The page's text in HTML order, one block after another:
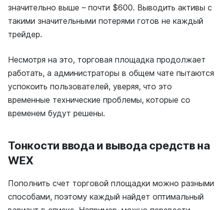
значительно выше – почти $600. Выводить активы с
такими значительными потерями готов не каждый
трейдер.
Несмотря на это, торговая площадка продолжает
работать, а администраторы в общем чате пытаются
успокоить пользователей, уверяя, что это
временные технические проблемы, которые со
временем будут решены.
Тонкости ввода и вывода средств на
WEX
Пополнить счет торговой площадки можно разными
способами, поэтому каждый найдет оптимальный